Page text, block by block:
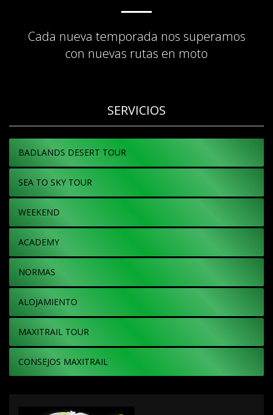
Cada nueva temporada nos superamos
con nuevas rutas en moto
SERVICIOS
BADLANDS DESERT TOUR
SEA TO SKY TOUR
WEEKEND
ACADEMY
NORMAS
ALOJAMIENTO
MAXITRAIL TOUR
CONSEJOS MAXITRAIL